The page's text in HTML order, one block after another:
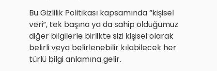
Bu Gizlilik Politikası kapsamında “kişisel
veri”, tek başına ya da sahip olduğumuz
diğer bilgilerle birlikte sizi kişisel olarak
belirli veya belirlenebilir kılabilecek her
türlü bilgi anlamına gelir.